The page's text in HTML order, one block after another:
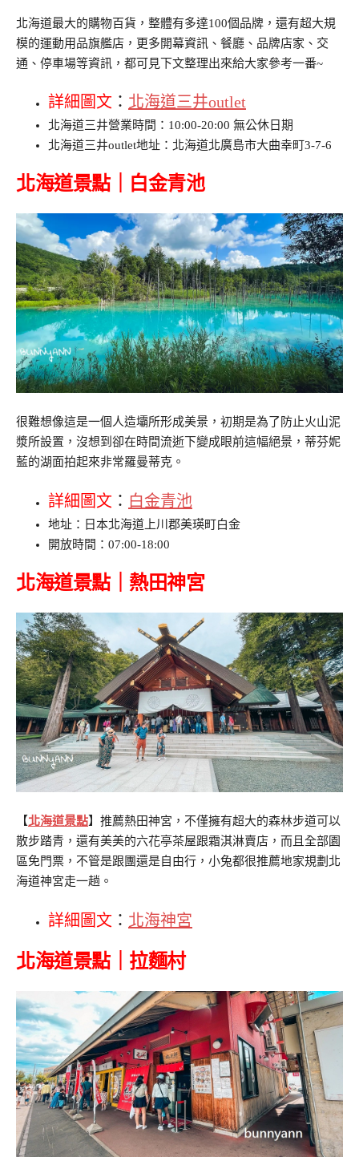
北海道最大的購物百貨，整體有多達100個品牌，還有超大規
模的運動用品旗艦店，更多開幕資訊、餐廳、品牌店家、交
通、停車場等資訊，都可見下文整理出來給大家參考一番~
詳細圖文 ： 北海道三井outlet
北海道三井營業時間：10:00-20:00 無公休日期
北海道三井outlet地址：北海道北廣島市大曲幸町3-7-6
北海道景點｜白金青池
很難想像這是一個人造壩所形成美景，初期是為了防止火山泥
漿所設置，沒想到卻在時間流逝下變成眼前這幅絕景，蒂芬妮
藍的湖面拍起來非常羅曼蒂克。
詳細圖文 ： 白金青池
地址：日本北海道上川郡美瑛町白金
開放時間：07:00-18:00
北海道景點｜熱田神宮
【北海道景點】推薦熱田神宮，不僅擁有超大的森林步道可以
散步踏青，還有美美的六花亭茶屋跟霜淇淋賣店，而且全部園
區免門票，不管是跟團還是自由行，小兔都很推薦地家規劃北
海道神宮走一趟。
詳細圖文 ： 北海神宮
北海道景點｜拉麵村